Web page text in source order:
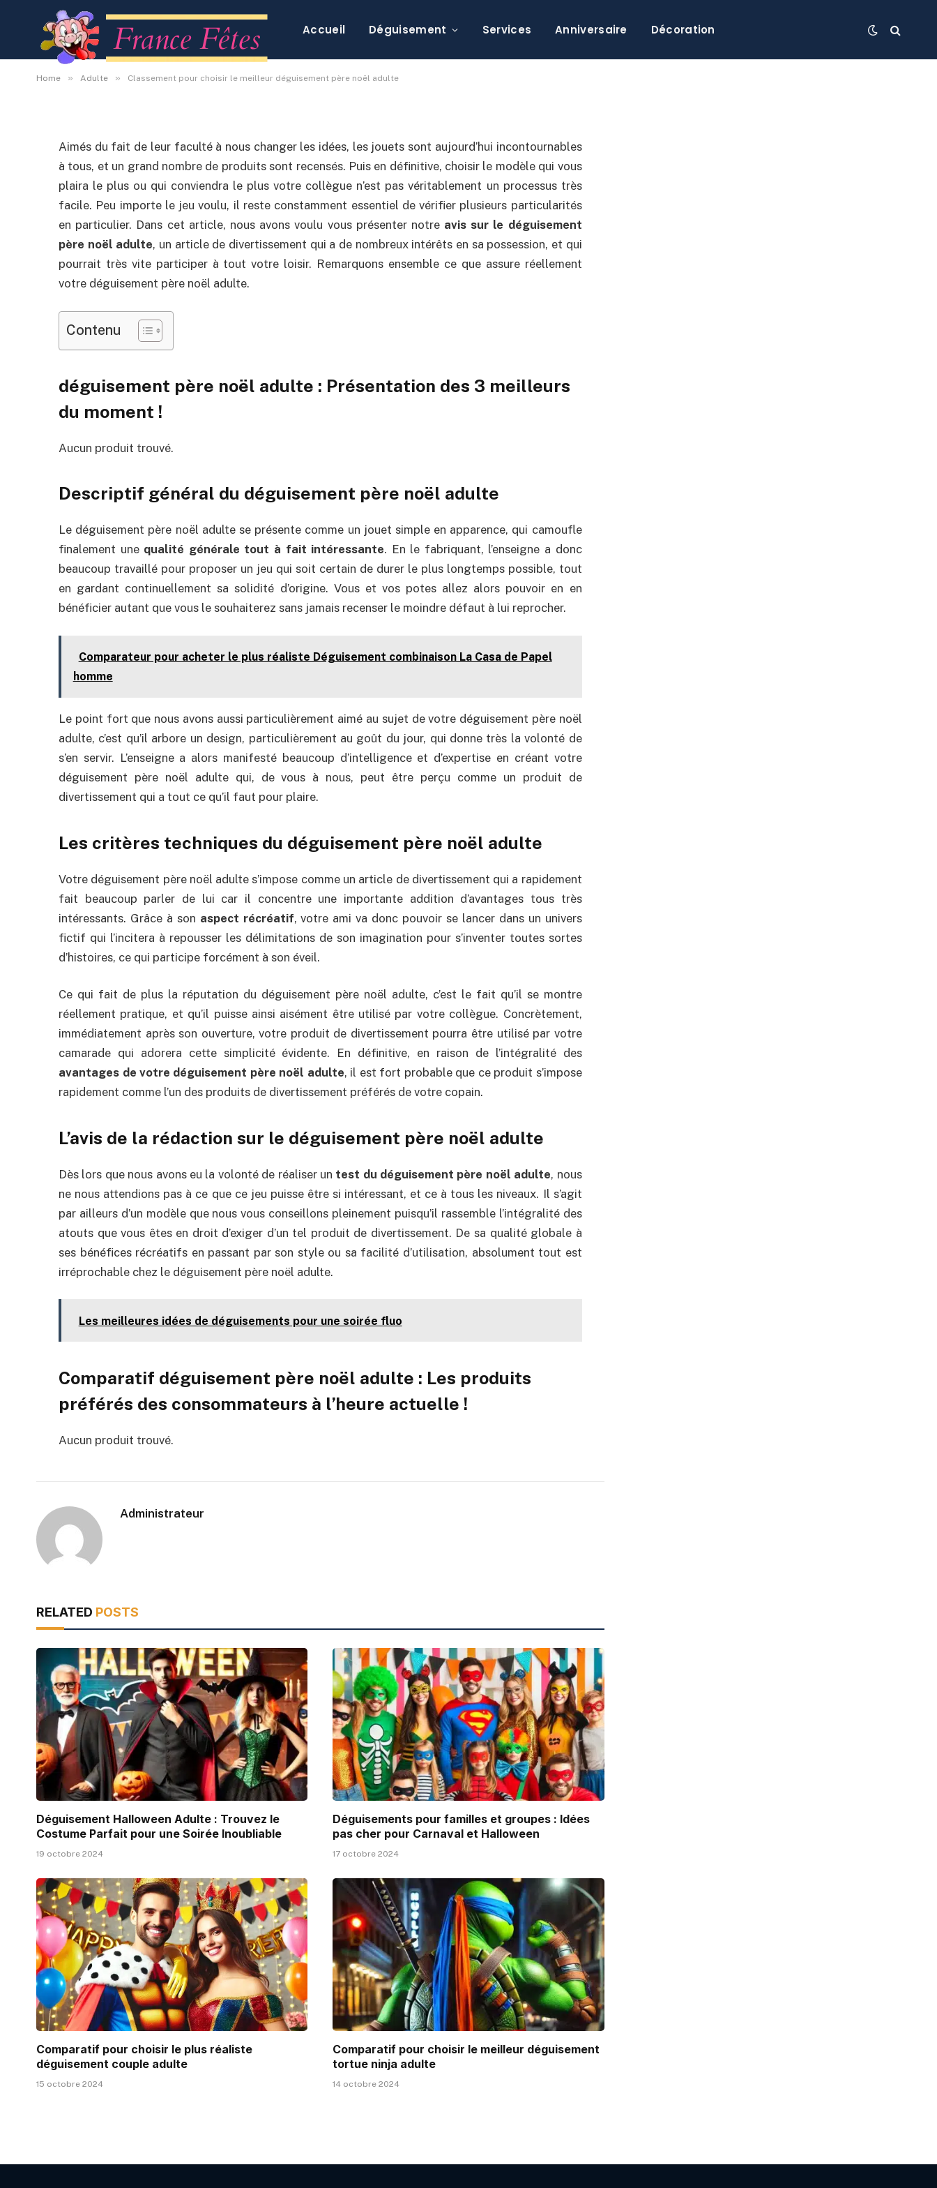
Accueil Déguisement Services Anniversaire Décoration
Home » Adulte » Classement pour choisir le meilleur déguisement père noël adulte
déguisement père noël adulte
By Administrateur 6 octobre 2020 Aucun commentaire
Aimés du fait de leur faculté à nous changer les idées, les jouets sont aujourd’hui incontournables
à tous, et un grand nombre de produits sont recensés. Puis en définitive, choisir le modèle qui vous
plaira le plus ou qui conviendra le plus votre collègue n’est pas véritablement un processus très
facile. Peu importe le jeu voulu, il reste constamment essentiel de vérifier plusieurs particularités
en particulier. Dans cet article, nous avons voulu vous présenter notre avis sur le déguisement
père noël adulte, un article de divertissement qui a de nombreux intérêts en sa possession, et qui
pourrait très vite participer à tout votre loisir. Remarquons ensemble ce que assure réellement
votre déguisement père noël adulte.
Contenu
déguisement père noël adulte : Présentation des 3 meilleurs
du moment !
Aucun produit trouvé.
Descriptif général du déguisement père noël adulte
Le déguisement père noël adulte se présente comme un jouet simple en apparence, qui camoufle
finalement une qualité générale tout à fait intéressante. En le fabriquant, l’enseigne a donc
beaucoup travaillé pour proposer un jeu qui soit certain de durer le plus longtemps possible, tout
en gardant continuellement sa solidité d’origine. Vous et vos potes allez alors pouvoir en en
bénéficier autant que vous le souhaiterez sans jamais recenser le moindre défaut à lui reprocher.
Comparateur pour acheter le plus réaliste Déguisement combinaison La Casa de Papel
homme
Le point fort que nous avons aussi particulièrement aimé au sujet de votre déguisement père noël
adulte, c’est qu’il arbore un design, particulièrement au goût du jour, qui donne très la volonté de
s’en servir. L’enseigne a alors manifesté beaucoup d’intelligence et d’expertise en créant votre
déguisement père noël adulte qui, de vous à nous, peut être perçu comme un produit de
divertissement qui a tout ce qu’il faut pour plaire.
Les critères techniques du déguisement père noël adulte
Votre déguisement père noël adulte s’impose comme un article de divertissement qui a rapidement
fait beaucoup parler de lui car il concentre une importante addition d’avantages tous très
intéressants. Grâce à son aspect récréatif, votre ami va donc pouvoir se lancer dans un univers
fictif qui l’incitera à repousser les délimitations de son imagination pour s’inventer toutes sortes
d’histoires, ce qui participe forcément à son éveil.
Ce qui fait de plus la réputation du déguisement père noël adulte, c’est le fait qu’il se montre
réellement pratique, et qu’il puisse ainsi aisément être utilisé par votre collègue. Concrètement,
immédiatement après son ouverture, votre produit de divertissement pourra être utilisé par votre
camarade qui adorera cette simplicité évidente. En définitive, en raison de l’intégralité des
avantages de votre déguisement père noël adulte, il est fort probable que ce produit s’impose
rapidement comme l’un des produits de divertissement préférés de votre copain.
L’avis de la rédaction sur le déguisement père noël adulte
Dès lors que nous avons eu la volonté de réaliser un test du déguisement père noël adulte, nous
ne nous attendions pas à ce que ce jeu puisse être si intéressant, et ce à tous les niveaux. Il s’agit
par ailleurs d’un modèle que nous vous conseillons pleinement puisqu’il rassemble l’intégralité des
atouts que vous êtes en droit d’exiger d’un tel produit de divertissement. De sa qualité globale à
ses bénéfices récréatifs en passant par son style ou sa facilité d’utilisation, absolument tout est
irréprochable chez le déguisement père noël adulte.
Les meilleures idées de déguisements pour une soirée fluo
Comparatif déguisement père noël adulte : Les produits
préférés des consommateurs à l’heure actuelle !
Aucun produit trouvé.
Administrateur
RELATED POSTS
Déguisement Halloween Adulte : Trouvez le
Costume Parfait pour une Soirée Inoubliable
19 octobre 2024
Déguisements pour familles et groupes : Idées
pas cher pour Carnaval et Halloween
17 octobre 2024
Comparatif pour choisir le plus réaliste
déguisement couple adulte
15 octobre 2024
Comparatif pour choisir le meilleur déguisement
tortue ninja adulte
14 octobre 2024